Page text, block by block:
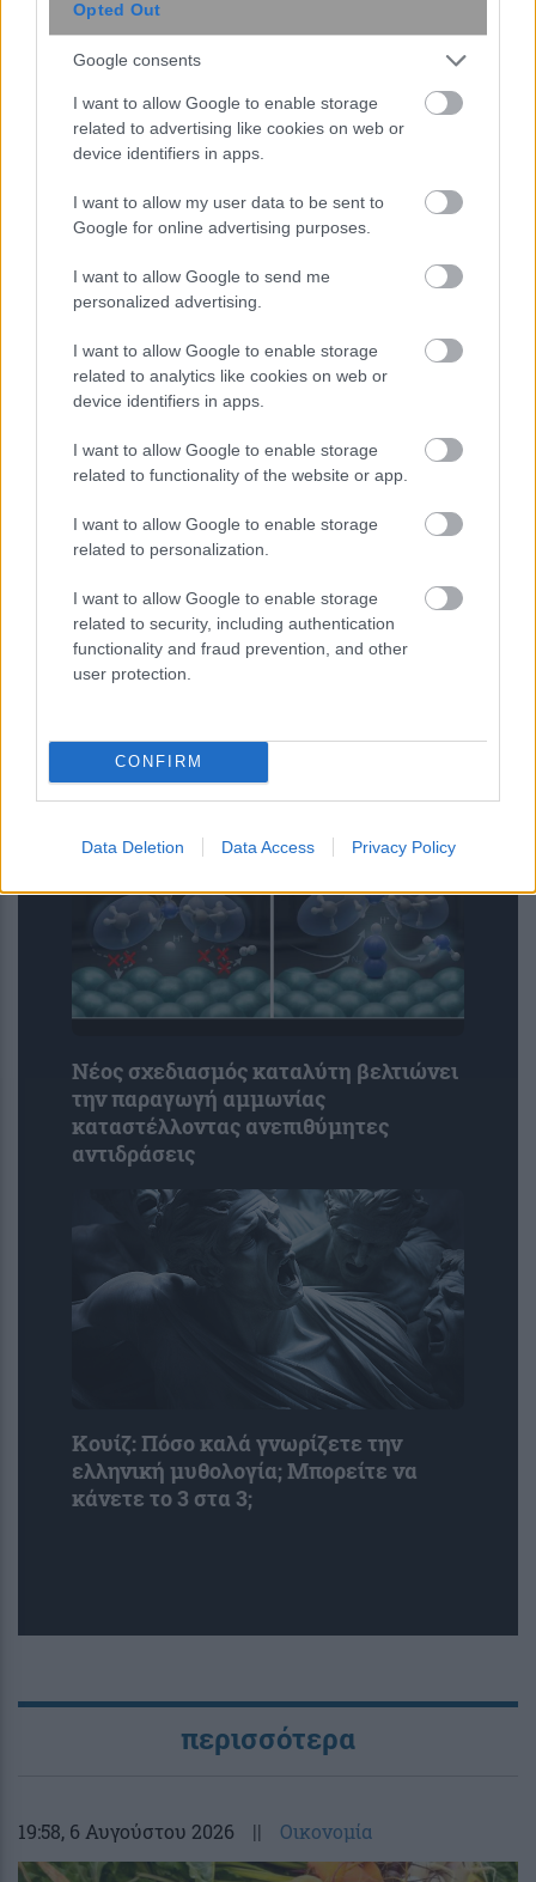
Opted Out
Google consents
I want to allow Google to enable storage
related to advertising like cookies on web or
device identifiers in apps.
I want to allow my user data to be sent to
Google for online advertising purposes.
I want to allow Google to send me
personalized advertising.
I want to allow Google to enable storage
related to analytics like cookies on web or
device identifiers in apps.
I want to allow Google to enable storage
related to functionality of the website or app.
I want to allow Google to enable storage
related to personalization.
I want to allow Google to enable storage
related to security, including authentication
functionality and fraud prevention, and other
user protection.
CONFIRM
Data Deletion Data Access Privacy Policy
ΠΟΕΔΗΝ: Οκτώ καταγγελίες για
βιασμό τουριστριών στη Ζάκυνθο από
Η ομιλία των παιδιών μπορεί να
αποκαλύπτει τον μελλοντικό κίνδυνο
κατάθλιψης και άγχους – Τι έδειξε
Νέος σχεδιασμός καταλύτη βελτιώνει
την παραγωγή αμμωνίας
καταστέλλοντας ανεπιθύμητες
αντιδράσεις
Κουίζ: Πόσο καλά γνωρίζετε την
ελληνική μυθολογία; Μπορείτε να
κάνετε το 3 στα 3;
περισσότερα
19:58, 6 Αυγούστου 2026 || Οικονομία